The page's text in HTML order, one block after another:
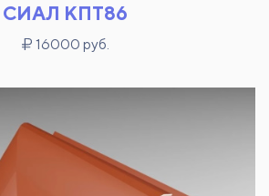
СИАЛ КПТ86
16000 руб.